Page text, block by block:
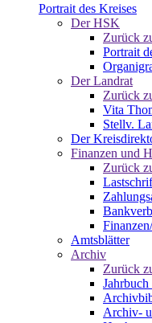
Portrait des Kreises
Der HSK
Zurück
Portrait
Der Landrat
Zurück
Vita
Stellv.
Der
Finanzen und
Zurück
Amtsblätter
Archiv
Zurück
Archiv-